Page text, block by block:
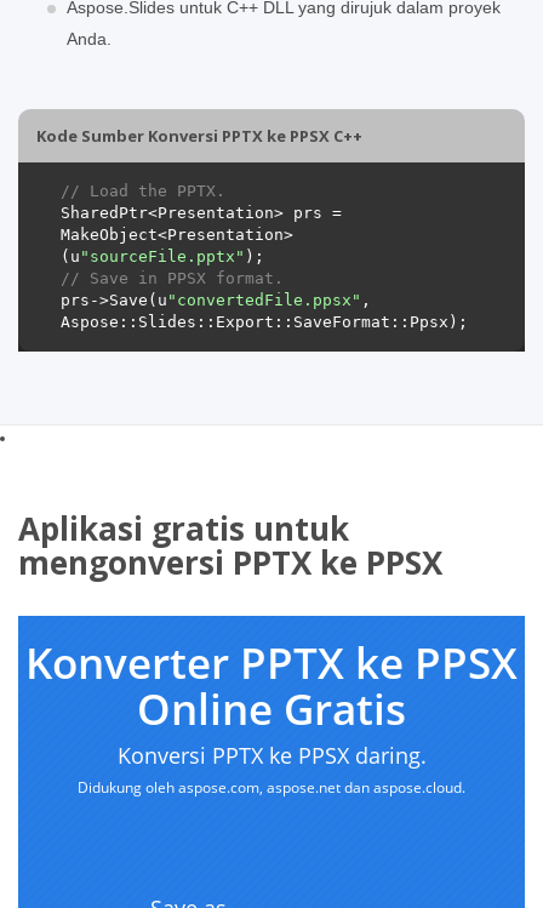
Aspose.Slides untuk C++ DLL yang dirujuk dalam proyek
Anda.
Kode Sumber Konversi PPTX ke PPSX C++
// Load the PPTX.
SharedPtr<Presentation> prs =
MakeObject<Presentation>
(u "sourceFile.pptx"
// Save in PPSX format.
prs->Save(u "convertedFile.ppsx" ,
Aplikasi gratis untuk
mengonversi PPTX ke PPSX